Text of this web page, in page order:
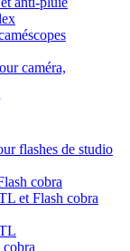
caméra,
flashes de studio
cobra
et Flash cobra